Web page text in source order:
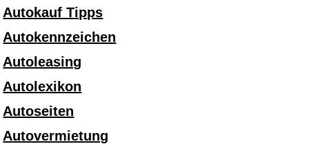
Autokauf Tipps
Autokennzeichen
Autoleasing
Autolexikon
Autoseiten
Autovermietung